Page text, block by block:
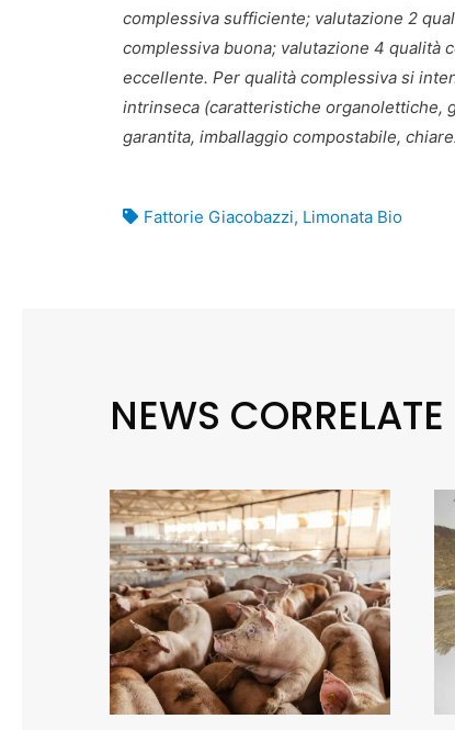
complessiva sufficiente; valutazione 2
complessiva buona; valutazione 4 qualità
eccellente. Per qualità complessiva si
intrinseca (caratteristiche organolettiche,
garantita, imballaggio compostabile,
Fattorie Giacobazzi, Limonata Bio
NEWS CORRELATE